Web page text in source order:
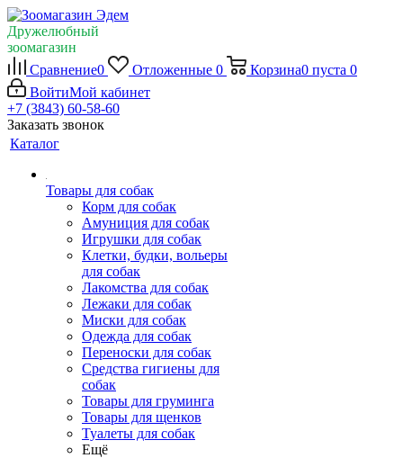
Дружелюбный
зоомагазин
Сравнение0 Отложенные 0 Корзина0 пуста 0
ВойтиМой кабинет
+7 (3843) 60-58-60
Заказать звонок
Каталог
Товары для собак
Корм для собак
Амуниция для собак
Игрушки для собак
Клетки, будки, вольеры
для собак
Лакомства для собак
Лежаки для собак
Миски для собак
Одежда для собак
Переноски для собак
Средства гигиены для
собак
Товары для груминга
Товары для щенков
Туалеты для собак
Ещё